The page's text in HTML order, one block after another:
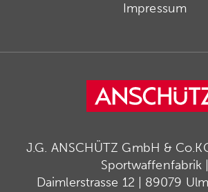
Impressum
J.G. ANSCHÜTZ GmbH &
Sportwaffenfabrik |
Daimlerstrasse 12 | 89079